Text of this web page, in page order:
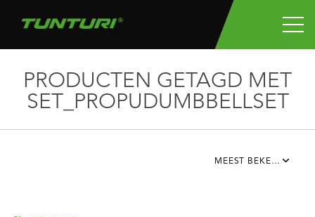
PRODUCTEN GETAGD MET
SET_PROPUDUMBBELLSET
MEEST BEKEKEN